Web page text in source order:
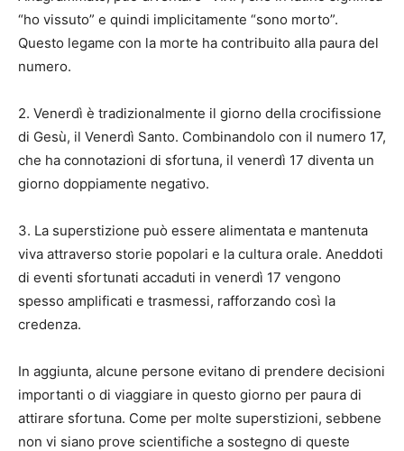
“ho vissuto” e quindi implicitamente “sono morto”.
Questo legame con la morte ha contribuito alla paura del
numero.
2. Venerdì è tradizionalmente il giorno della crocifissione
di Gesù, il Venerdì Santo. Combinandolo con il numero 17,
che ha connotazioni di sfortuna, il venerdì 17 diventa un
giorno doppiamente negativo.
3. La superstizione può essere alimentata e mantenuta
viva attraverso storie popolari e la cultura orale. Aneddoti
di eventi sfortunati accaduti in venerdì 17 vengono
spesso amplificati e trasmessi, rafforzando così la
credenza.
In aggiunta, alcune persone evitano di prendere decisioni
importanti o di viaggiare in questo giorno per paura di
attirare sfortuna. Come per molte superstizioni, sebbene
non vi siano prove scientifiche a sostegno di queste